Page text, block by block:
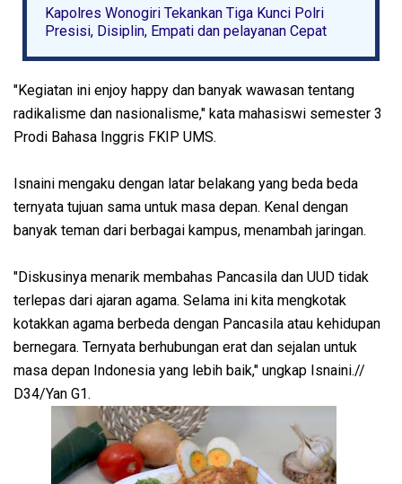
Kapolres Wonogiri Tekankan Tiga Kunci Polri
Presisi, Disiplin, Empati dan pelayanan Cepat
"Kegiatan ini enjoy happy dan banyak wawasan tentang
radikalisme dan nasionalisme," kata mahasiswi semester 3
Prodi Bahasa Inggris FKIP UMS.
Isnaini mengaku dengan latar belakang yang beda beda
ternyata tujuan sama untuk masa depan. Kenal dengan
banyak teman dari berbagai kampus, menambah jaringan.
"Diskusinya menarik membahas Pancasila dan UUD tidak
terlepas dari ajaran agama. Selama ini kita mengkotak
kotakkan agama berbeda dengan Pancasila atau kehidupan
bernegara. Ternyata berhubungan erat dan sejalan untuk
masa depan Indonesia yang lebih baik," ungkap Isnaini.//
D34/Yan G1.